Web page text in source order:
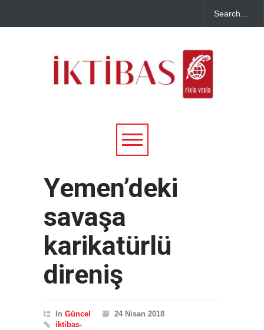
Yemen’deki
savaşa
karikatürlü
direniş
In Güncel
24 Nisan 2018
iktibas-